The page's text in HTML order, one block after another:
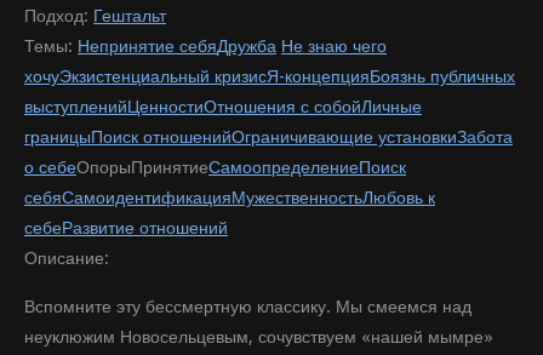
Подход: Гештальт
Темы: Непринятие себяДружба Не знаю чего
хочуЭкзистенциальный кризисЯ-концепцияБоязнь публичных
выступленийЦенностиОтношения с собойЛичные
границыПоиск отношенийОграничивающие установкиЗабота
о себеОпорыПринятиеСамоопределениеПоиск
себяСамоидентификацияМужественностьЛюбовь к
себеРазвитие отношений
Описание:
Вспомните эту бессмертную классику. Мы смеемся над
неуклюжим Новосельцевым, сочувствуем «нашей мымре»